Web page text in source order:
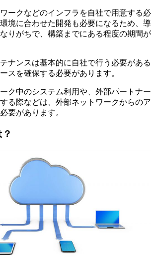
ークなどのインフラを自社で用意する必
境に合わせた開発も必要になるため、導
りがちで、構築までにある程度の期間が
ナンスは基本的に自社で行う必要がある
スを確保する必要があります。
ク中のシステム利用や、外部パートナー
る際などは、外部ネットワークからのア
要があります。